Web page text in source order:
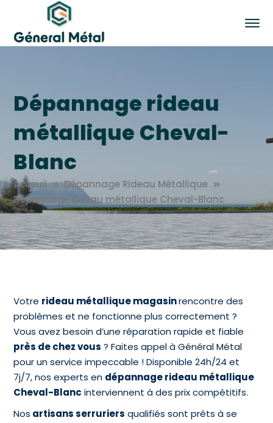
Dépannage rideau
métallique Cheval-
Blanc
Acceuil
Dépannage Rideau Métallique
Dépannage rideau métallique Cheval-Blanc
Votre rideau métallique magasinrencontre des
problèmes et ne fonctionne plus correctement ?
Vous avez besoin d’une réparation rapide et fiable
près de chez vous ? Faites appel à Général Métal
pour un service impeccable ! Disponible 24h/24 et
7j/7, nos experts en dépannage rideau métallique
Cheval-Blanc interviennent à des prix compétitifs.
Nos artisans serruriers qualifiés sont prêts à se